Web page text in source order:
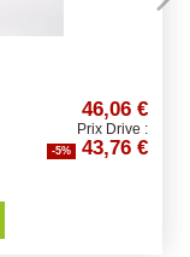
Pince/Ciseaux Droits ou
Incurvée - Aquael